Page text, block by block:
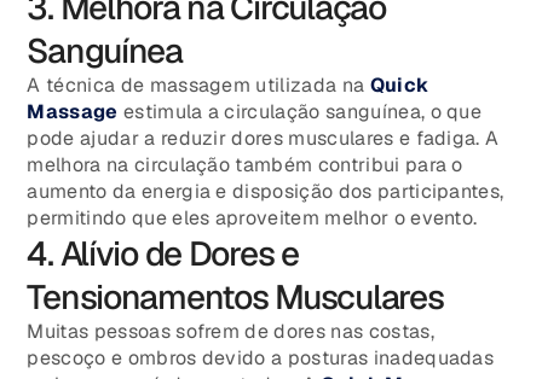
Sanguínea
A técnica de massagem utilizada na Quick
Massage estimula a circulação sanguínea, o que
pode ajudar a reduzir dores musculares e fadiga. A
melhora na circulação também contribui para o
aumento da energia e disposição dos participantes,
permitindo que eles aproveitem melhor o evento.
4. Alívio de Dores e
Tensionamentos Musculares
Muitas pessoas sofrem de dores nas costas,
pescoço e ombros devido a posturas inadequadas